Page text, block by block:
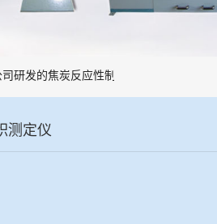
研发的焦炭反应性制样系统，全部制样
测定仪